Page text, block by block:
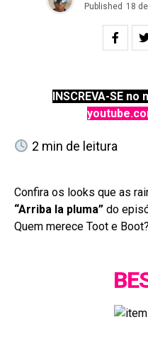
Published 18
INSCREVA-SE
2 min de leitura
Confira os looks que as
“Arriba la pluma” do
Quem merece Toot e Boot?